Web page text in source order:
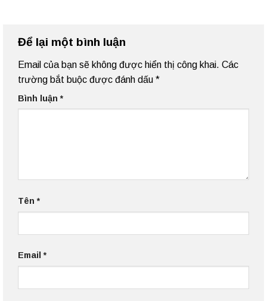
Để lại một bình luận
Email của bạn sẽ không được hiển thị công khai. Các
trường bắt buộc được đánh dấu *
Bình luận*
Tên*
Email*